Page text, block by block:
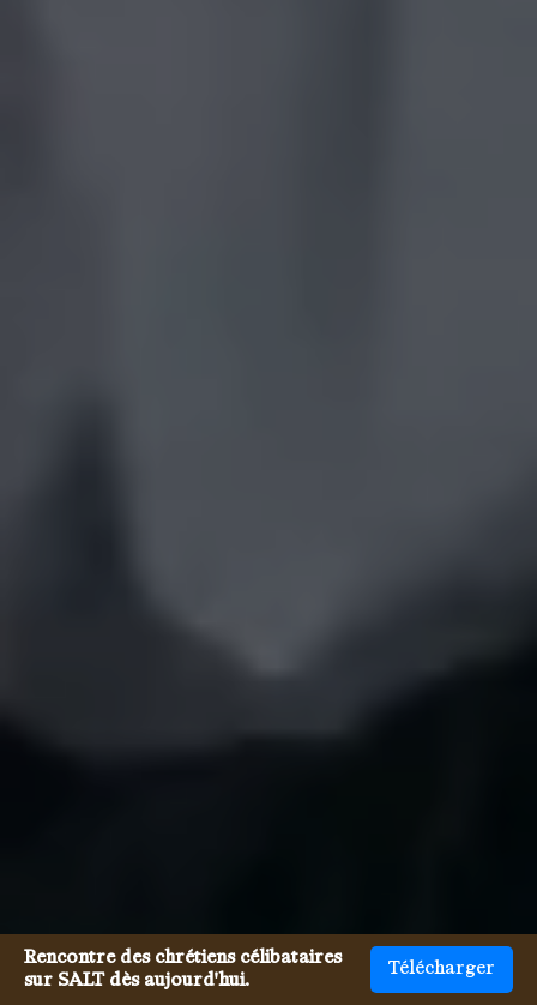
Rencontre des chrétiens célibataires
sur SALT dès aujourd'hui.
Télécharger